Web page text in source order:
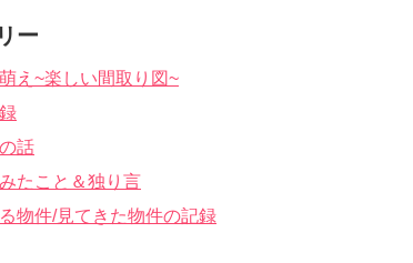
ー
え~楽しい間取り図~
話
たこと＆独り言
物件/見てきた物件の記録